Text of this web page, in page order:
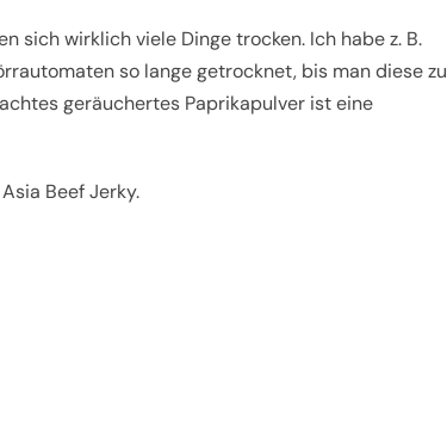
sich wirklich viele Dinge trocken. Ich habe z. B.
so lange getrocknet, bis man diese zu
geräuchertes Paprikapulver ist eine
Beef Jerky.